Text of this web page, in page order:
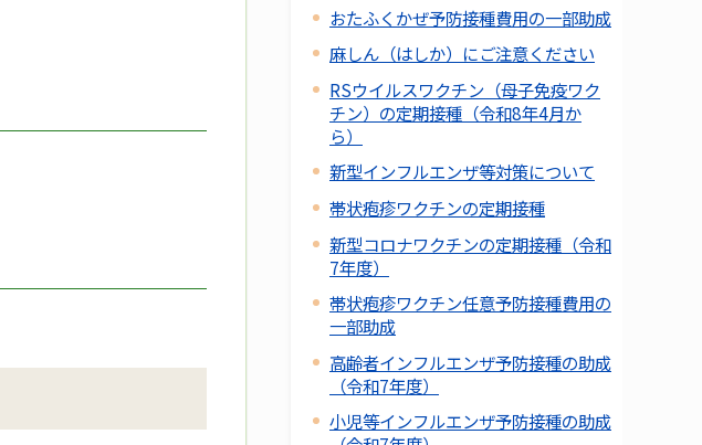
おたふくかぜ予防接種費用の一部助成
麻しん（はしか）にご注意ください
RSウイルスワクチン（母子免疫ワク
チン）の定期接種（令和8年4月か
ら）
新型インフルエンザ等対策について
帯状疱疹ワクチンの定期接種
新型コロナワクチンの定期接種（令和
7年度）
帯状疱疹ワクチン任意予防接種費用の
一部助成
高齢者インフルエンザ予防接種の助成
（令和7年度）
小児等インフルエンザ予防接種の助成